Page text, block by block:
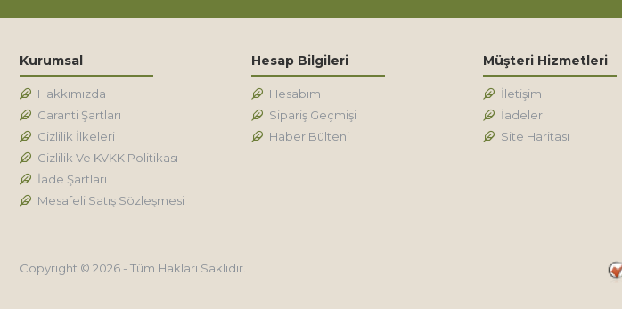
Kurumsal
Hakkımızda
Garanti Şartları
Gizlilik İlkeleri
Gizlilik Ve KVKK Politikası
İade Şartları
Mesafeli Satış Sözleşmesi
Hesap Bilgileri
Hesabım
Sipariş Geçmişi
Haber Bülteni
Müşteri Hizmetleri
İletişim
İadeler
Site Haritası
Copyright © 2026 - Tüm Hakları Saklıdır.